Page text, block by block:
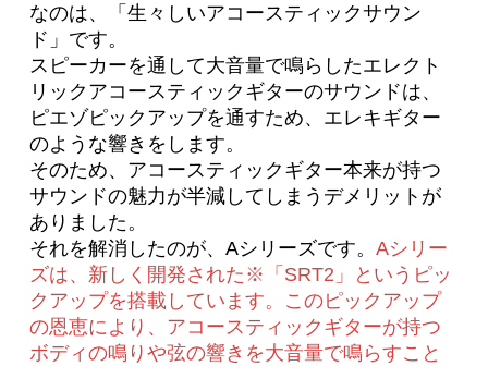
なのは、「生々しいアコースティックサウン
ド」です。
スピーカーを通して大音量で鳴らしたエレクト
リックアコースティックギターのサウンドは、
ピエゾピックアップを通すため、エレキギター
のような響きをします。
そのため、アコースティックギター本来が持つ
サウンドの魅力が半減してしまうデメリットが
ありました。
それを解消したのが、Aシリーズです。 Aシリー
ズは、新しく開発された※「SRT2」というピッ
クアップを搭載しています。このピックアップ
の恩恵により、アコースティックギターが持つ
ボディの鳴りや弦の響きを大音量で鳴らすこと